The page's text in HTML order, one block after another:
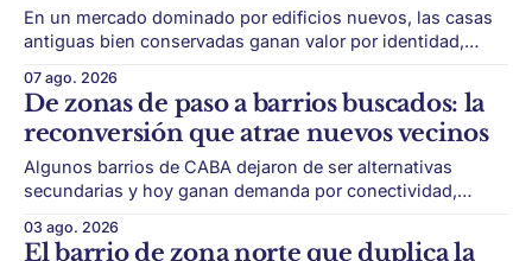
En un mercado dominado por edificios nuevos, las casas
antiguas bien conservadas ganan valor por identidad,
algunas piezas residenciales que cuentan otra historia del
barrio. En medio de torres, edificios nuevos y proyectos
premium, todavía aparecen casas de más de 100 años
07 ago. 2026
De zonas de paso a barrios buscados: la
reconversión que atrae nuevos vecinos
Algunos barrios de CABA dejaron de ser alternativas
secundarias y hoy ganan demanda por conectividad,
calidad urbana. El mapa residencial porteño ya no se
03 ago. 2026
El barrio de zona norte que duplica la